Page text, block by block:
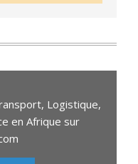
Logistique,
en Afrique sur